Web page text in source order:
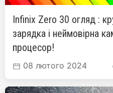
Infinix Zero 30 огляд :
зарядка і неймовірна
процесор!
08 лютого 2024